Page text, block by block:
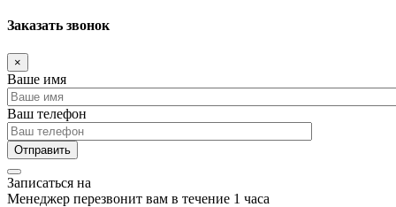
Заказать звонок
×
Ваше имя
Ваш телефон
Записаться на
Менеджер перезвонит вам в течение 1 часа